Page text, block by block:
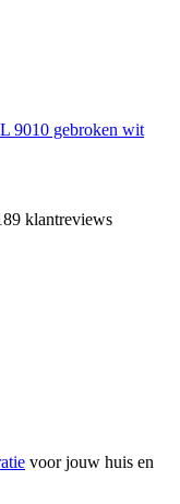
9010 gebroken wit
klantreviews
voor jouw huis en